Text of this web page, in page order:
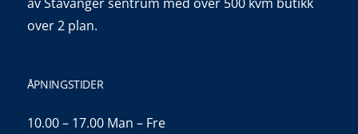
over 2 plan.
ÅPNINGSTIDER
10.00 – 17.00 Man – Fre